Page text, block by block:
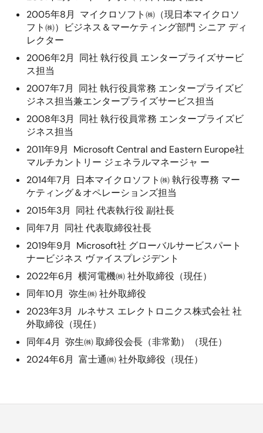
2005年8月 マイクロソフト㈱（現日本マイクロソ
フト㈱）ビジネス＆マーケティング部門 シニア ディ
レクター
2006年2月 同社 執行役員 エンタープライズサービ
ス担当
2007年7月 同社 執行役員常務 エンタープライズビ
ジネス担当兼エンタープライズサービス担当
2008年3月 同社 執行役員常務 エンタープライズビ
ジネス担当
2011年9月 Microsoft Central and Eastern Europe社
マルチカントリー ジェネラルマネージャ ー
2014年7月 日本マイクロソフト㈱ 執行役専務 マー
ケティング＆オペレーションズ担当
2015年3月 同社 代表執行役 副社長
同年7月 同社 代表取締役社長
2019年9月 Microsoft社 グローバルサービスパート
ナービジネス ヴァイスプレジデント
2022年6月 横河電機㈱ 社外取締役（現任）
同年10月 弥生㈱ 社外取締役
2023年3月 ルネサス エレクトロニクス株式会社 社
外取締役（現任）
同年4月 弥生㈱ 取締役会長（非常勤）（現任）
2024年6月 富士通㈱ 社外取締役（現任）